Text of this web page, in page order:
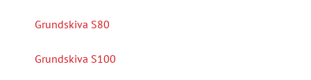
Grundskiva S80
Grundskiva S100